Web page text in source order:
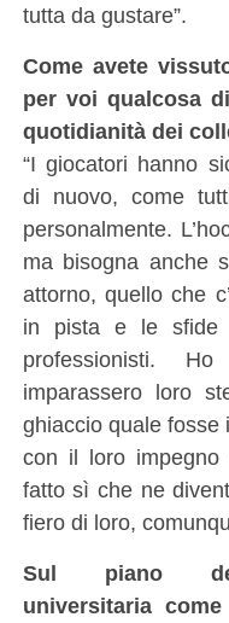
tutta da gustare”.
Come avete
per voi qualcosa
quotidianità dei
“I giocatori hanno
di nuovo, come
personalmente.
ma bisogna anche
attorno, quello che
in pista e le sfide
professionisti.
imparassero loro
ghiaccio quale fosse
con il loro
fatto sì che ne
fiero di loro,
Sul piano
universitaria